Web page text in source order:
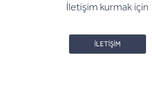
İletişim kurmak için
İLETİŞİM